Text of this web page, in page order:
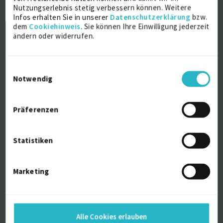
Nutzungserlebnis stetig verbessern können. Weitere
Infos erhalten Sie in unserer Datenschutzerklärung bzw.
dem Cookiehinweis. Sie können Ihre Einwilligung jederzeit
ändern oder widerrufen.
Notwendig
Präferenzen
Statistiken
Marketing
Alle Cookies erlauben
Über mich
Automatisierungstechnik gegründet.
Programmierung
sowie den dazugehörigen Bedienoberflächen
Komplette Projektabwicklungen im Herstellerwerk
Kernkompetenzen
• Simatic TIA Portal (KOP, FUP, AWL, Graph)
• Simatic Safety Advanced